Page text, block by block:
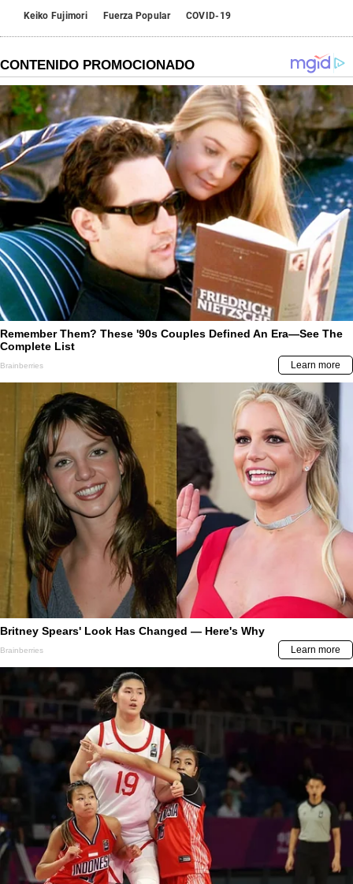
Keiko Fujimori Fuerza Popular COVID-19